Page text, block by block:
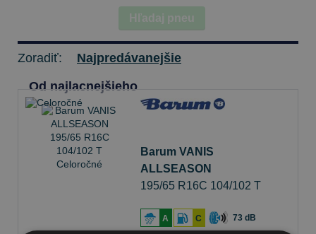
Hľadaj pneu
Zoradiť:
Najpredávanejšie
Od najlacnejšieho
Barum VANIS
ALLSEASON
195/65 R16C 104/102 T
A C 73 dB